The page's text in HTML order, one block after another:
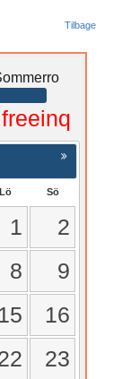
Tilbage
Lö Sö
1
2
8
9
15
16
23